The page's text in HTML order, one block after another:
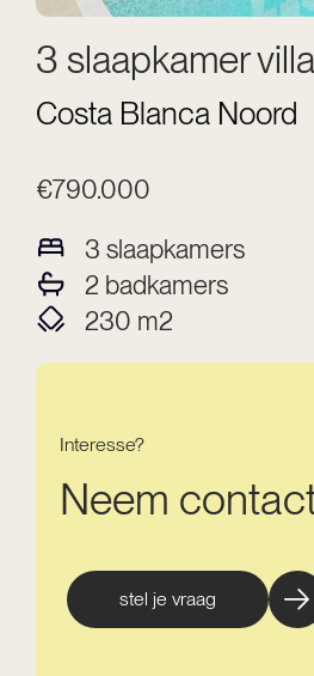
3 slaapkamer
Costa Blanca Noord
€790.000
3 slaapkamers
2 badkamers
230 m2
Interesse?
Neem
stel je vraag